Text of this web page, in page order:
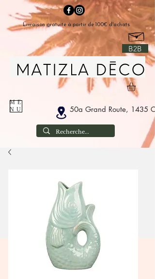
B2B
50a Grand Route, 1435
ME
NU
Livraison gratuite à partir de 100€ d'achats